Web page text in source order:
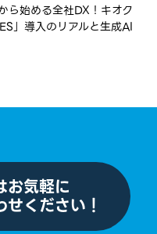
ら​始める​全社​DX！​キオク
」導入の​リアルと​生成AI
お気軽に
ください！